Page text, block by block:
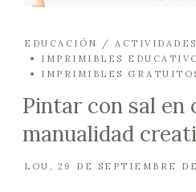
EDUCACIÓN /
IMPRIMIBLES
IMPRIMIBLES
Pintar con sal en
manualidad
LOU 29 DE SEPTIEMBRE